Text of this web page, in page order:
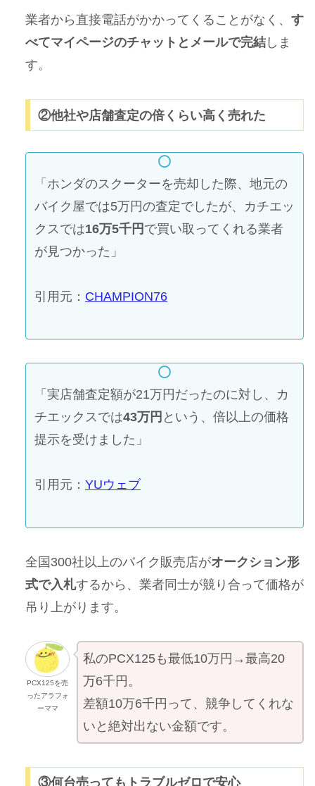
業者から直接電話がかかってくることがなく、 す
べてマイページのチャットとメールで完結 しま
す。
②他社や店舗査定の倍くらい高く売れた
「ホンダのスクーターを売却した際、地元の
バイク屋では5万円の査定でしたが、カチエッ
クスでは16万5千円 で買い取ってくれる業者
が見つかった」
引用元： CHAMPION76
「実店舗査定額が21万円だったのに対し、カ
チエックスでは43万円 という、倍以上の価格
提示を受けました」
引用元： YUウェブ
全国300社以上のバイク販売店がオークション形
式で入札するから、業者同士が競り合って価格が
吊り上がります。
PCX125を売
ったアラフォ
ーママ
私のPCX125も最低10万円→最高20
万6千円。
差額10万6千円って、競争してくれな
いと絶対出ない金額です。
③何台売ってもトラブルゼロで安心